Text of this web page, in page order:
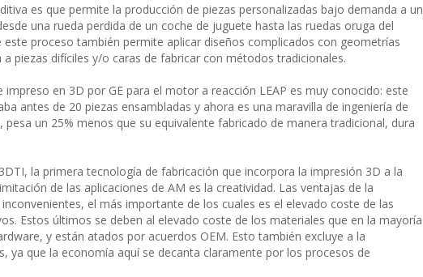
es que permite la producción de piezas personalizadas bajo demanda a un
una rueda perdida de un coche de juguete hasta las ruedas oruga del
proceso también permite aplicar diseños complicados con geometrías
piezas difíciles y/o caras de fabricar con métodos tradicionales.
en 3D por GE para el motor a reacción LEAP es muy conocido: este
antes de 20 piezas ensambladas y ahora es una maravilla de ingeniería de
un 25% menos que su equivalente fabricado de manera tradicional, dura
la primera tecnología de fabricación que incorpora la impresión 3D a la
de las aplicaciones de AM es la creatividad. Las ventajas de la
el más importante de los cuales es el elevado coste de las
Estos últimos se deben al elevado coste de los materiales que en la mayoría
y están atados por acuerdos OEM. Esto también excluye a la
ya que la economía aquí se decanta claramente por los procesos de